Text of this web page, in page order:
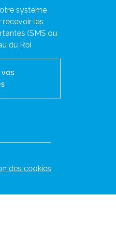
système
les
(SMS ou
du Roi
des cookies